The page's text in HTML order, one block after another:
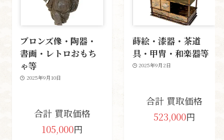
ブロンズ像・陶器・
書画・レトロおもち
ゃ等
2025年9月10日
合計 買取価格
105,000円
蒔絵・漆器・茶道
具・甲冑・和楽器等
2025年9月2日
合計 買取価格
523,000円